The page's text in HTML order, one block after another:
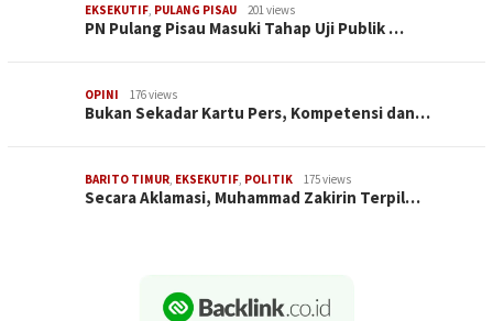
EKSEKUTIF, PULANG PISAU 201 views
PN Pulang Pisau Masuki Tahap Uji Publik …
OPINI 176 views
Bukan Sekadar Kartu Pers, Kompetensi dan…
BARITO TIMUR, EKSEKUTIF, POLITIK 175 views
Secara Aklamasi, Muhammad Zakirin Terpil…